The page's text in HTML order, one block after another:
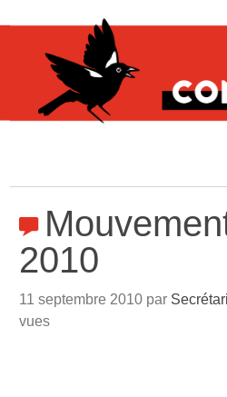
2010
11 septembre 2010 par
vues